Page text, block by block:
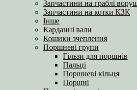
Запчастини на граблі
Запчастини на котки КЗК
Інше
Карданні вали
Кошики зчеплення
Поршневі групи
Гільзи для поршнів
Пальці
Поршневі кільця
Поршні